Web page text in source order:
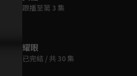
跟播至第 3 集
耀眼
已完結 / 共 30 集